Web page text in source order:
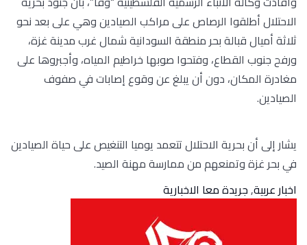
الاحتلال أطلقوا الرصاص على مراكب الصيادين وهي على بعد نحو
ثلاثة أميال قبالة بحر منطقة السودانية شمال غرب مدينة غزة،
ورفح جنوب القطاع، وفتحوا صوبها خراطيم المياه، وأجبروها على
مغادرة المكان، دون أن يبلغ عن وقوع إصابات في صفوف
الصيادين.
يشار إلى أن بحرية الاحتلال تتعمد يوميا التنغيص على حياة الصيادين
في بحر غزة وتمنعهم من ممارسة مهنة الصيد.
اخبار عربية,جريدة معا الاخبارية